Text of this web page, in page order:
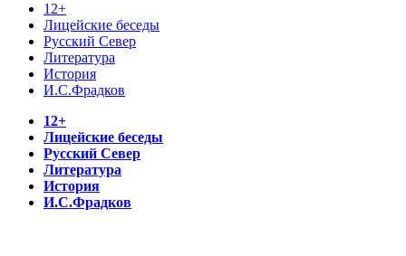
12+
Лицейские беседы
Русский Север
Литература
История
И.С.Фрадков
12+
Лицейские беседы
Русский Север
Литература
История
И.С.Фрадков